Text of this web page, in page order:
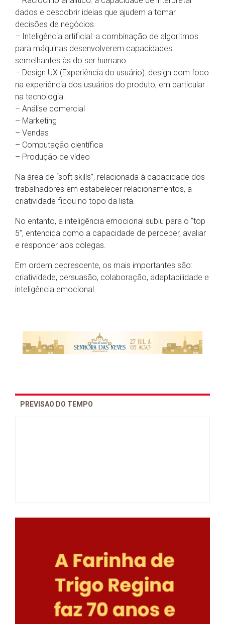
dados e descobrir ideias que ajudem a tomar
decisões de negócios.
– Inteligência artificial: a combinação de algoritmos
para máquinas desenvolverem capacidades
semelhantes às do ser humano.
– Design UX (Experiência do usuário): design com foco
na experiência dos usuários do produto, em particular
na tecnologia.
– Análise comercial
– Marketing
– Vendas
– Computação científica
– Produção de vídeo
Na área de “soft skills”, relacionada à capacidade dos
trabalhadores em estabelecer relacionamentos, a
criatividade ficou no topo da lista.
No entanto, a inteligência emocional subiu para o “top
5”, entendida como a capacidade de perceber, avaliar
e responder aos colegas.
Em ordem decrescente, os mais importantes são:
criatividade, persuasão, colaboração, adaptabilidade e
inteligência emocional.
PREVISAO DO TEMPO